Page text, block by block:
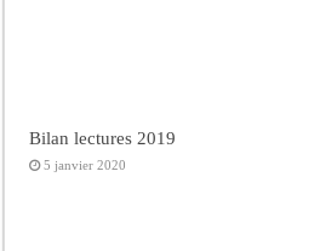
Bilan lectures 2019
5 janvier 2020